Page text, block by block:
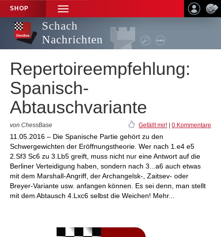
SHOP
TOGGLE
NAVIGATION
Schach
Nachrichten
Repertoireempfehlung:
Spanisch-
Abtauschvariante
von ChessBase Gefällt mir! 0 Kommentare
11.05.2016 – Die Spanische Partie gehört zu den
Schwergewichten der Eröffnungstheorie. Wer nach 1.e4 e5
2.Sf3 Sc6 zu 3.Lb5 greift, muss nicht nur eine Antwort auf die
Berliner Verteidigung haben, sondern nach 3...a6 auch etwas
mit dem Marshall-Angriff, der Archangelsk-, Zaitsev- oder
Breyer-Variante usw. anfangen können. Es sei denn, man stellt
mit dem Abtausch 4.Lxc6 selbst die Weichen! Mehr...